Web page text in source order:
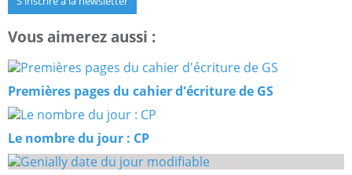
Vous aimerez aussi :
Premières pages du cahier d'écriture de GS
Le nombre du jour : CP